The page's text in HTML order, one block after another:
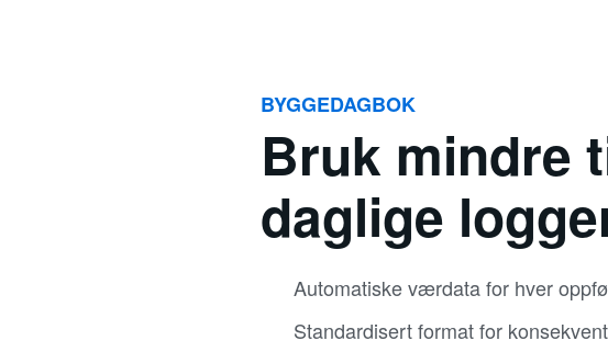
BYGGEDAGBOK
Bruk mindre
daglige
Automatiske værdata for hver
Standardisert format for